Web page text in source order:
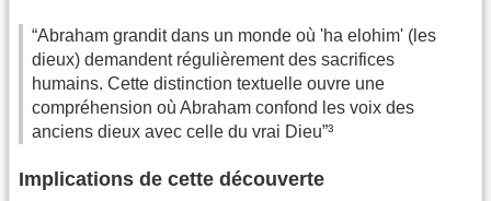
“Abraham grandit dans un monde où 'ha elohim' (les
dieux) demandent régulièrement des sacrifices
humains. Cette distinction textuelle ouvre une
compréhension où Abraham confond les voix des
anciens dieux avec celle du vrai Dieu”³
Implications de cette découverte